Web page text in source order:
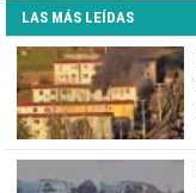
LAS MÁS LEÍDAS